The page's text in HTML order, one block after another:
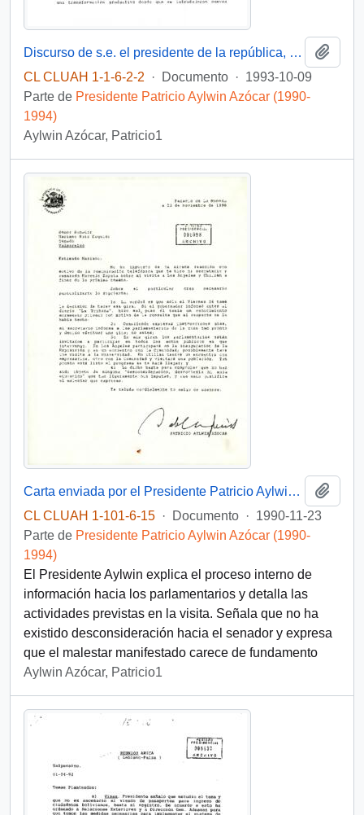
Discurso de s.e. el presidente de la república, D. Patricio Aylwin Azócar, en el 250 aniversario de la ciudad de Curicó
CL CLUAH 1-1-6-2-2
· Documento · 1993-10-09
Parte de Presidente Patricio Aylwin Azócar (1990-
1994)
Aylwin Azócar, Patricio1
Carta enviada por el Presidente Patricio Aylwin al senador Mariano Ruiz-Esquide para aclarar los malentendidos generados por la comunicación previa respecto a una gira presidencial en las zonas de Los Ángeles y Chillán
CL CLUAH 1-101-6-15 · Documento · 1990-11-23
Parte de Presidente Patricio Aylwin Azócar (1990-
1994)
El Presidente Aylwin explica el proceso interno de
información hacia los parlamentarios y detalla las
actividades previstas en la visita. Señala que no ha
existido desconsideración hacia el senador y expresa
que el malestar manifestado carece de fundamento
Aylwin Azócar, Patricio1